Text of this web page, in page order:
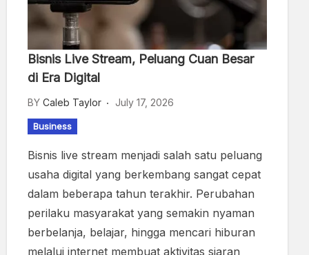
Bisnis Live Stream, Peluang Cuan Besar
di Era Digital
BY Caleb Taylor July 17, 2026
Business
Bisnis live stream menjadi salah satu peluang
usaha digital yang berkembang sangat cepat
dalam beberapa tahun terakhir. Perubahan
perilaku masyarakat yang semakin nyaman
berbelanja, belajar, hingga mencari hiburan
melalui internet membuat aktivitas siaran